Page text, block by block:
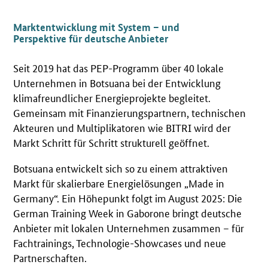
Marktentwicklung mit System – und
Perspektive für deutsche Anbieter
Seit 2019 hat das PEP-Programm über 40 lokale
Unternehmen in Botsuana bei der Entwicklung
klimafreundlicher Energieprojekte begleitet.
Gemeinsam mit Finanzierungspartnern, technischen
Akteuren und Multiplikatoren wie BITRI wird der
Markt Schritt für Schritt strukturell geöffnet.
Botsuana entwickelt sich so zu einem attraktiven
Markt für skalierbare Energielösungen „Made in
Germany“. Ein Höhepunkt folgt im August 2025: Die
German Training Week in Gaborone bringt deutsche
Anbieter mit lokalen Unternehmen zusammen – für
Fachtrainings, Technologie-Showcases und neue
Partnerschaften.